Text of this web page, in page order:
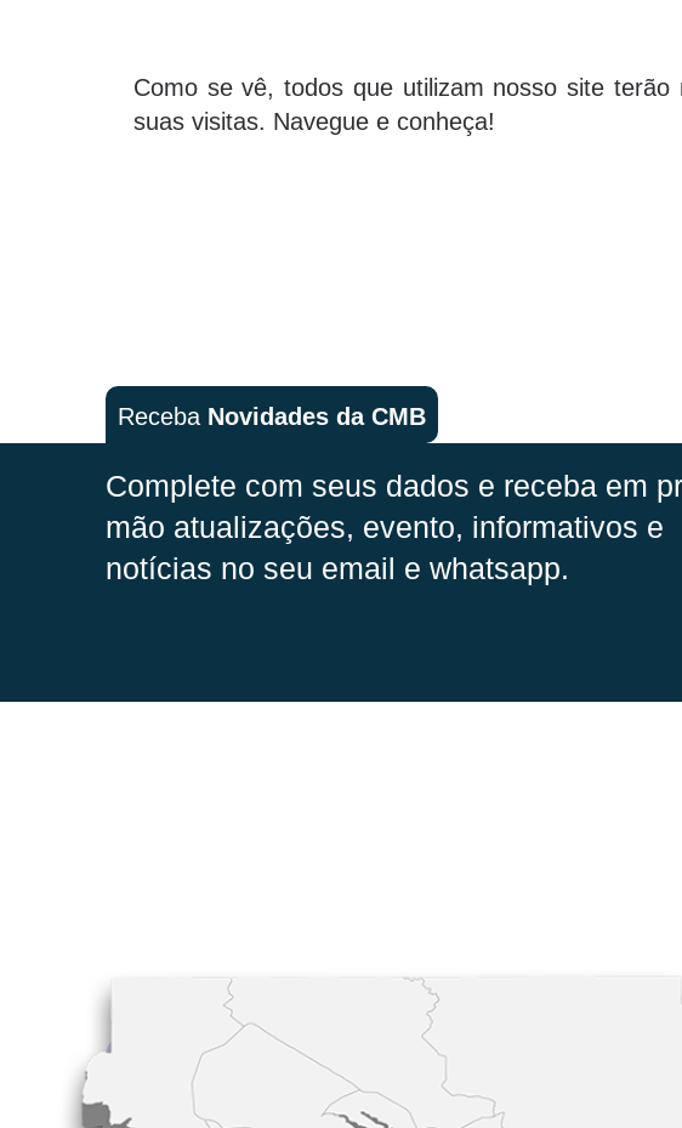
Como se vê, todos que utilizam nosso site
suas visitas. Navegue e conheça!
Receba Novidades da CMB
Complete com seus dados e receba em
mão atualizações, evento, informativos e
notícias no seu email e whatsapp.